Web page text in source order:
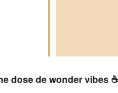
dose de wonder vibes